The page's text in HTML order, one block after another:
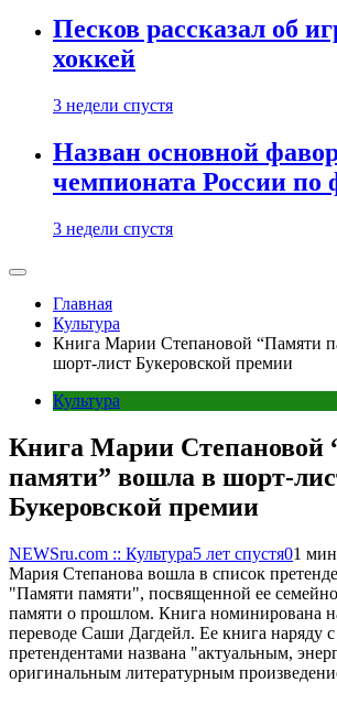
Песков рассказал об
хоккей
3 недели спустя
Назван основной
чемпионата России по
3 недели спустя
Главная
Культура
Книга Марии Степановой “Памяти
шорт-лист Букеровской премии
Культура
Книга Марии Степановой
памяти” вошла в шорт-
Букеровской премии
NEWSru.com :: Культура5 лет спустя01
Мария Степанова вошла в список
"Памяти памяти", посвященной ее
памяти о прошлом. Книга номинирована
переводе Саши Дагдейл. Ее книга наряду
претендентами названа "актуальным,
оригинальным литературным